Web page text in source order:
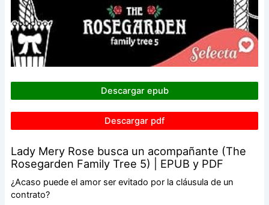
Descargar epub
Descargar pdf
Lady Mery Rose busca un acompañante (The
Rosegarden Family Tree 5) | EPUB y PDF
¿Acaso puede el amor ser evitado por la cláusula de un
contrato?